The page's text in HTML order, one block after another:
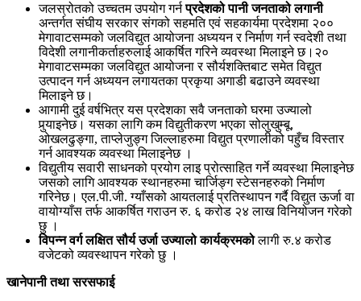
जलस्रोतको उच्चतम उपयोग गर्नप्रदेशको पानी जनताको लगानी
अन्तर्गत संघीय सरकार संगको सहमति एवं सहकार्यमा प्रदेशमा २००
मेगावाटसम्मको जलविद्युत आयोजना अध्ययन र निर्माण गर्न स्वदेशी तथा
विदेशी लगानीकर्ताहरुलाई आकर्षित गरिने व्यवस्था मिलाइने छ।२०
मेगावाटसम्मका जलविद्युत आयोजना र सौर्यशक्तिबाट समेत विद्युत
उत्पादन गर्न अध्ययन लगायतका प्रकृया अगाडी बढाउने व्यवस्था
मिलाइने छ।
आगामी दुई वर्षभित्र यस प्रदेशका सवै जनताको घरमा उज्यालो
पुर्‍याइनेछ। यसका लागि कम विद्युतीकरण भएका सोलुखुम्बू,
ओखलढुङ्गा, ताप्लेजुङ्ग जिल्लाहरुमा विद्युत प्रणालीको पहुँच विस्तार
गर्न आवश्यक व्यवस्था मिलाइनेछ ।
विद्युतीय सवारी साधनको प्रयोग लाइ प्रोत्साहित गर्ने व्यवस्था मिलाइनेछ
जसको लागि आवश्यक स्थानहरुमा चार्जिङ्ग स्टेसनहरुको निर्माण
गरिनेछ। एल.पी.जी. ग्याँसको आयतलाई प्रतिस्थापन गर्दै विद्युत ऊर्जा वा
वायोग्याँस तर्फ आकर्षित गराउन रु. ६ करोड २४ लाख विनियोजन गरेको
छु ।
विपन्न वर्ग लक्षित सौर्य उर्जा उज्यालो कार्यक्रमकोलागी रु.४ करोड
वजेटको व्यवस्थापन गरेको छु ।
खानेपानी तथा सरसफाई